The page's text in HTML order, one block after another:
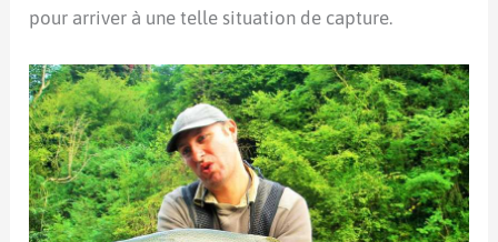
pour arriver à une telle situation de capture.